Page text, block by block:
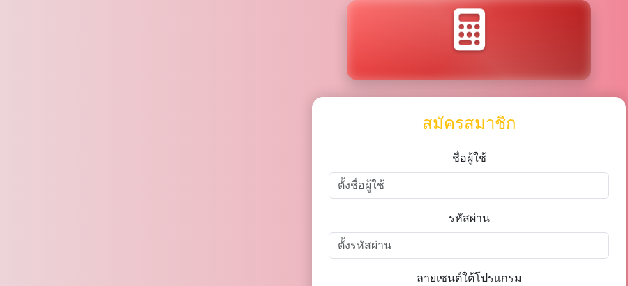
สมัครสมาชิก
ชื่อผู้ใช้
รหัสผ่าน
ลายเซนต์ใต้โปรแกรม